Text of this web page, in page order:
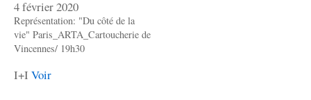
4 février 2020
Représentation: "Du côté de la
vie" Paris_ARTA_Cartoucherie de
Vincennes/ 19h30
I+I Voir